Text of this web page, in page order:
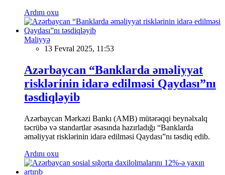
Ardını oxu
Maliyyə
13 Fevral 2025, 11:53
Azərbaycan “Banklarda əməliyyat
risklərinin idarə edilməsi Qaydası”nı
təsdiqləyib
Azərbaycan Mərkəzi Bankı (AMB) mütərəqqi beynəlxalq
təcrübə və standartlar əsasında hazırladığı “Banklarda
əməliyyat risklərinin idarə edilməsi Qaydası”nı təsdiq edib.
Ardını oxu